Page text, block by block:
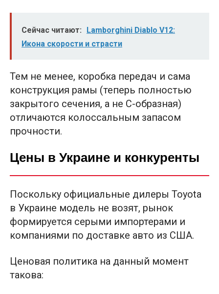
Сейчас читают:
Lamborghini Diablo V12:
Икона скорости и страсти
Тем не менее, коробка передач и сама
конструкция рамы (теперь полностью
закрытого сечения, а не С-образная)
отличаются колоссальным запасом
прочности.
Цены в Украине и конкуренты
Поскольку официальные дилеры Toyota
в Украине модель не возят, рынок
формируется серыми импортерами и
компаниями по доставке авто из США.
Ценовая политика на данный момент
такова: